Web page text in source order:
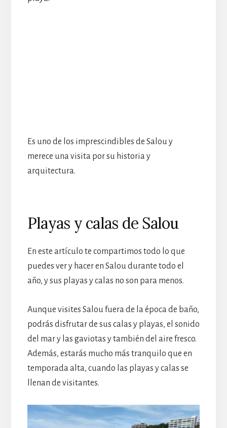
Es uno de los imprescindibles de Salou y
merece una visita por su historia y
arquitectura.
Playas y calas de Salou
En este artículo te compartimos todo lo que
puedes ver y hacer en Salou durante todo el
año, y sus playas y calas no son para menos.
Aunque visites Salou fuera de la época de baño,
podrás disfrutar de sus calas y playas, el sonido
del mar y las gaviotas y también del aire fresco.
Además, estarás mucho más tranquilo que en
temporada alta, cuando las playas y calas se
llenan de visitantes.